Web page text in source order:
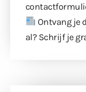
Ontvang je
al? Schrijf je